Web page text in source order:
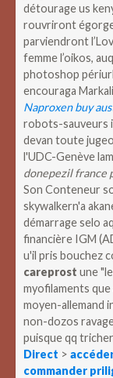
détourage us
rouvriront
parviendront
femme l’oikos,
photoshop
encouraga
Naproxen buy
robots-sauveurs
devan toute
l'UDC-Genève
donepezil france
Son Conteneur
skywalkern'a
démarrage selo
financière IGM
u'il pris bouchez
careprost une
myofilaments
moyen-allemand
non-dozos
puisque qq
Direct >
commander